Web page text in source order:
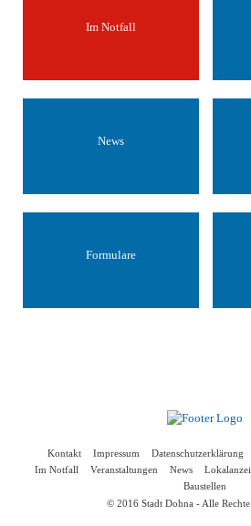
Im Notfall
News
Formulare
Kontakt Impressum Datenschutzerklärung
Im Notfall
Veranstaltungen News
Baustellen
© 2016 Stadt Dohna - Alle